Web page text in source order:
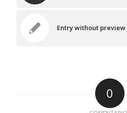
Entry without
0